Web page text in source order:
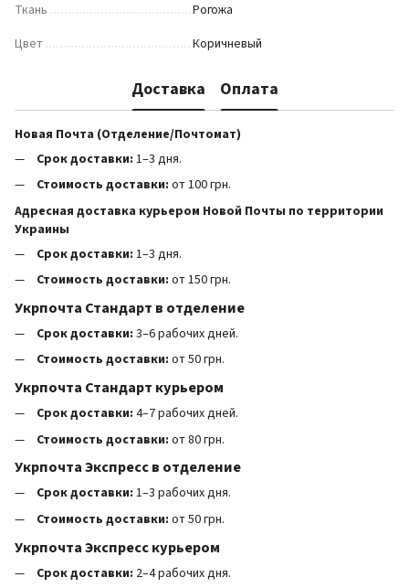
Ткань
Рогожа
Цвет
Коричневый
Доставка Оплата
Новая Почта (Отделение/Почтомат)
Срок доставки: 1–3 дня.
Стоимость доставки: от 100 грн.
Адресная доставка курьером Новой Почты по территории
Украины
Срок доставки: 1–3 дня.
Стоимость доставки: от 150 грн.
Укрпочта Стандарт в отделение
Срок доставки: 3–6 рабочих дней.
Стоимость доставки: от 50 грн.
Укрпочта Стандарт курьером
Срок доставки: 4–7 рабочих дней.
Стоимость доставки: от 80 грн.
Укрпочта Экспресс в отделение
Срок доставки: 1–3 рабочих дня.
Стоимость доставки: от 50 грн.
Укрпочта Экспресс курьером
Срок доставки: 2–4 рабочих дня.